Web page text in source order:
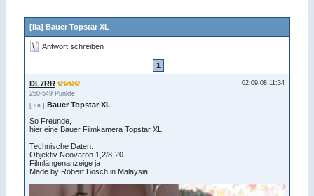
[iIa] Bauer Topstar XL
Antwort schreiben
1
02.09.08 11:34
DL7RR
250-549 Punkte
[ iIa ] Bauer Topstar XL
So Freunde,
hier eine Bauer Filmkamera Topstar XL
Technische Daten:
Objektiv Neovaron 1,2/8-20
Filmlängenanzeige ja
Made by Robert Bosch in Malaysia